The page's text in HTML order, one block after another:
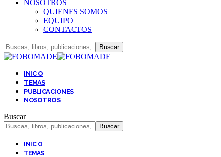
NOSOTROS
QUIENES SOMOS
EQUIPO
CONTACTOS
INICIO
TEMAS
PUBLICACIONES
NOSOTROS
Buscar
INICIO
TEMAS